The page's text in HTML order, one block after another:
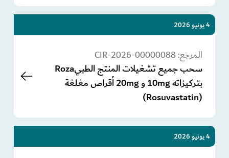
4 يونيو 2026
المرجع:CIR-2026-00000088
سحب جميع تشغيلات المنتج الطبيRoza
بتركيزاته 10mg و 20mg أقراص مغلغة
(Rosuvastatin)
4 يونيو 2026